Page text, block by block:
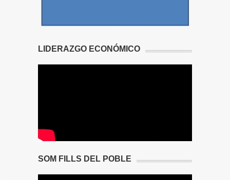
LIDERAZGO ECONÓMICO
SOM FILLS DEL POBLE